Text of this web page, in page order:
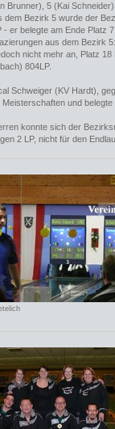
Brunner), 5 (Kai Schneider)
dem Bezirk 5 wurde der
- er belegte am Ende Platz 7.
aus dem Bezirk
nicht mehr an, Platz
804LP.
Schweiger (KV Hardt),
und belegte
konnte sich der
2 LP, nicht für den